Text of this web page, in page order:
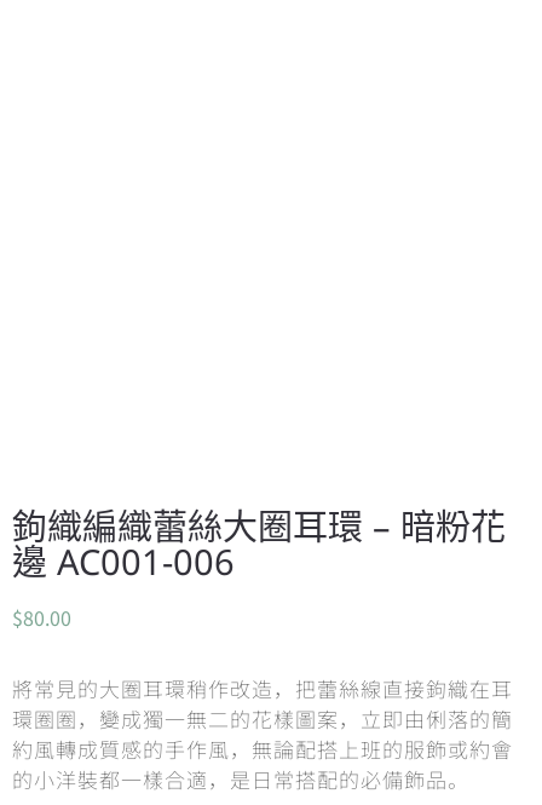
鉤織編織蕾絲大圈耳環 – 暗粉花
邊 AC001-006
$80.00
將常見的大圈耳環稍作改造，把蕾絲線直接鉤織在耳
環圈圈，變成獨一無二的花樣圖案，立即由俐落的簡
約風轉成質感的手作風，無論配搭上班的服飾或約會
的小洋裝都一樣合適，是日常搭配的必備飾品。